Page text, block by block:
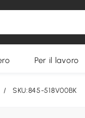
Per il lavoro
/ SKU:845-518V00BK